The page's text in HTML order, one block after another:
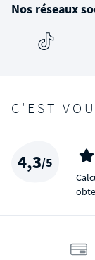
Nos réseaux
C'EST
4,3/5